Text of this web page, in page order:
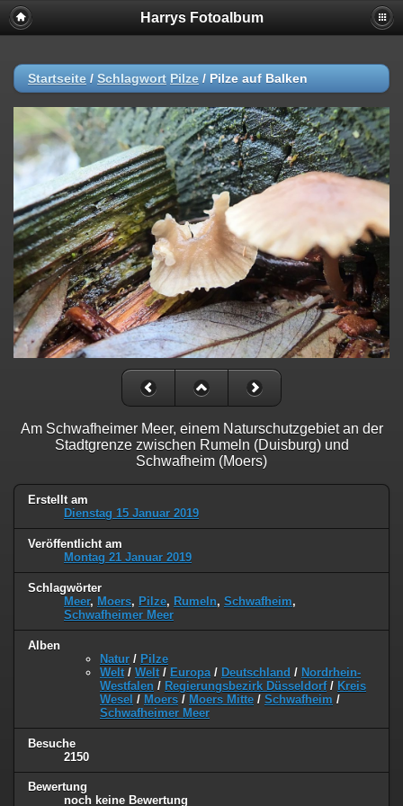
Harrys Fotoalbum
Startseite / Schlagwort Pilze / Pilze auf Balken
Am Schwafheimer Meer, einem Naturschutzgebiet an der
Stadtgrenze zwischen Rumeln (Duisburg) und
Schwafheim (Moers)
Erstellt am
Dienstag 15 Januar 2019
Veröffentlicht am
Montag 21 Januar 2019
Schlagwörter
Meer, Moers, Pilze, Rumeln, Schwafheim,
Schwafheimer Meer
Alben
Natur / Pilze
Welt / Welt / Europa / Deutschland / Nordrhein-
Westfalen / Regierungsbezirk Düsseldorf/ Kreis
Wesel / Moers / Moers Mitte / Schwafheim /
Schwafheimer Meer
Besuche
2150
Bewertung
noch keine Bewertung